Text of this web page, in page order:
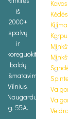
iš
2000+
spalvų
ir
koreguokite
baldų
išmatavimus.
Vilnius,
Naugarduko
g. 55A.
Kėdės
Kilimai